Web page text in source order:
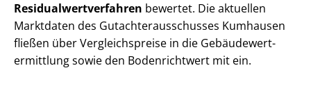
Re­si­du­al­wert­ver­fah­ren bewertet. Die aktuellen
Marktdaten des Gut­ach­ter­aus­schus­ses Kumhausen
fließen über Ver­gleichs­prei­se in die Ge­bäu­de­wert­
ermitt­lung sowie den Bodenrichtwert mit ein.